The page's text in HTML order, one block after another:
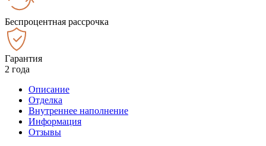
Беспроцентная рассрочка
Гарантия
2 года
Описание
Отделка
Внутреннее наполнение
Информация
Отзывы